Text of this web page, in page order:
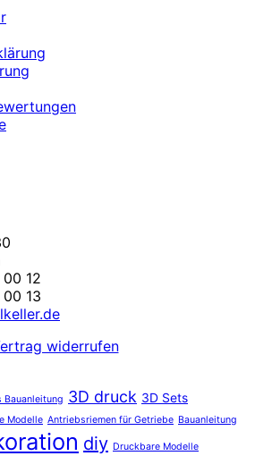
12
13
widerrufen
Bauanleitung 3D druck 3D Sets
Modelle Antriebsriemen für Getriebe Bauanleitung
diy Druckbare Modelle